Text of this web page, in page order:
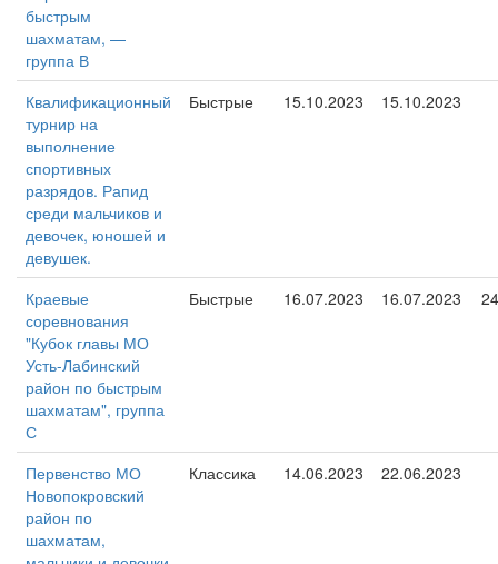
быстрым
шахматам, —
группа В
Квалификационный
турнир на
выполнение
спортивных
разрядов. Рапид
среди мальчиков и
девочек, юношей и
девушек.
Быстрые 15.10.2023 15.10.2023
Краевые
соревнования
"Кубок главы МО
Усть-Лабинский
район по быстрым
шахматам", группа
С
Быстрые 16.07.2023 16.07.2023 24
Первенство МО
Новопокровский
район по
шахматам,
Классика 14.06.2023 22.06.2023